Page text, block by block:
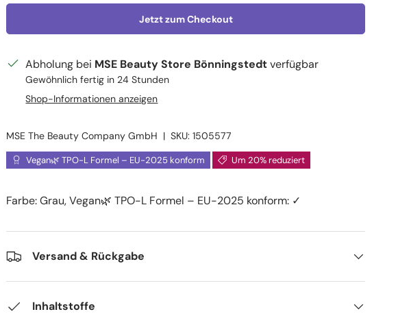
Jetzt zum Checkout
Abholung bei MSE Beauty Store Bönningstedtverfügbar
Gewöhnlich fertig in 24 Stunden
Shop-Informationen anzeigen
MSE The Beauty Company GmbH |SKU: 1505577
Vegan🌿 TPO-L Formel – EU-2025 konform Um 20% reduziert
Farbe:Grau,Vegan🌿 TPO-L Formel – EU-2025 konform: ✓
Versand & Rückgabe
Inhaltstoffe